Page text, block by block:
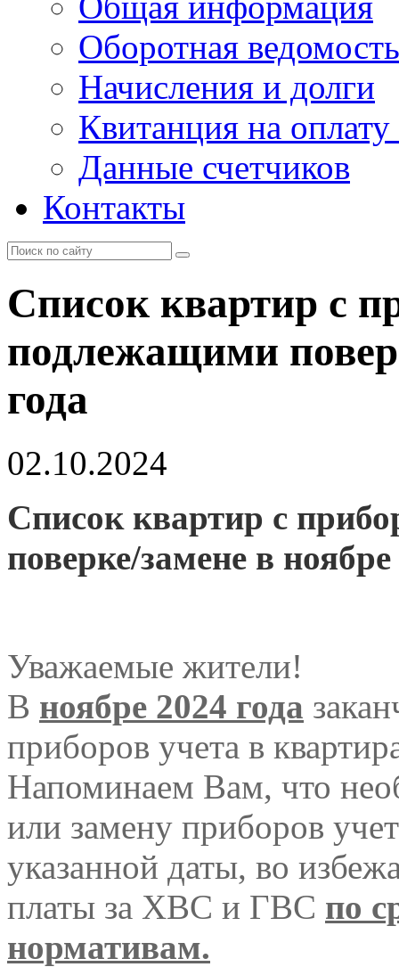
Оборотная ведомость
Начисления и долги
Квитанция на
Данные счетчиков
Контакты
Список квартир с
подлежащими
года
02.10.2024
Список квартир с
поверке/замене в
Уважаемые жители!
В ноябре 2024 года
приборов учета в
Напоминаем Вам, что
или замену приборов
указанной даты, во
платы за ХВС и ГВС по
нормативам.